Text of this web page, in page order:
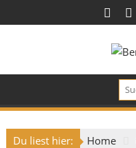
to
Du liest hier: Home